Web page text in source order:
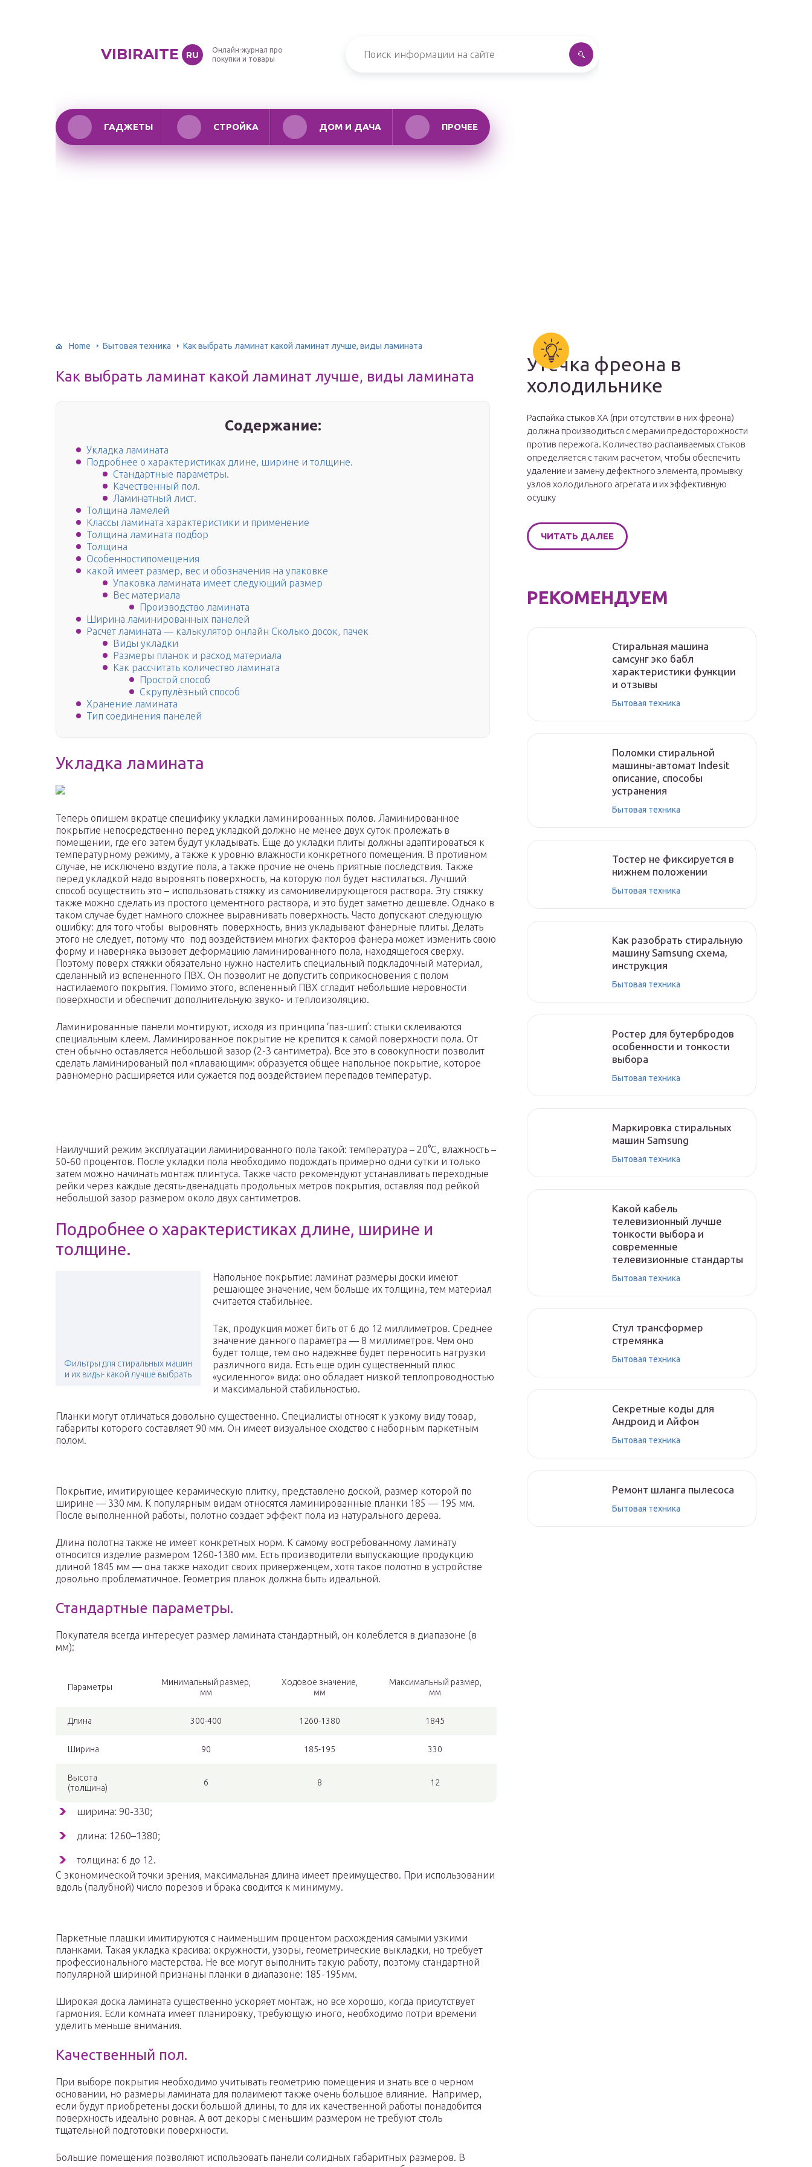
VIBIRAITE RU
Онлайн-журнал про
покупки и товары
ГАДЖЕТЫ СТРОЙКА ДОМ И ДАЧА ПРОЧЕЕ
Home Бытовая техника Как выбрать ламинат какой ламинат лучше, виды ламината
Как выбрать ламинат какой ламинат лучше, виды ламината
Содержание:
Укладка ламината
Подробнее о характеристиках длине, ширине и толщине.
Стандартные параметры.
Качественный пол.
Ламинатный лист.
Толщина ламелей
Классы ламината характеристики и применение
Толщина ламината подбор
Толщина
Особенностипомещения
какой имеет размер, вес и обозначения на упаковке
Упаковка ламината имеет следующий размер
Вес материала
Производство ламината
Ширина ламинированных панелей
Расчет ламината — калькулятор онлайн Сколько досок, пачек
Виды укладки
Размеры планок и расход материала
Как рассчитать количество ламината
Простой способ
Скрупулёзный способ
Хранение ламината
Тип соединения панелей
Укладка ламината
Теперь опишем вкратце специфику укладки ламинированных полов. Ламинированное
покрытие непосредственно перед укладкой должно не менее двух суток пролежать в
помещении, где его затем будут укладывать. Еще до укладки плиты должны адаптироваться к
температурному режиму, а также к уровню влажности конкретного помещения. В противном
случае, не исключено вздутие пола, а также прочие не очень приятные последствия. Также
перед укладкой надо выровнять поверхность, на которую пол будет настилаться. Лучший
способ осуществить это – использовать стяжку из самонивелирующегося раствора. Эту стяжку
также можно сделать из простого цементного раствора, и это будет заметно дешевле. Однако в
таком случае будет намного сложнее выравнивать поверхность. Часто допускают следующую
ошибку: для того чтобы выровнять поверхность, вниз укладывают фанерные плиты. Делать
этого не следует, потому что под воздействием многих факторов фанера может изменить свою
форму и наверняка вызовет деформацию ламинированного пола, находящегося сверху.
Поэтому поверх стяжки обязательно нужно настелить специальный подкладочный материал,
сделанный из вспененного ПВХ. Он позволит не допустить соприкосновения с полом
настилаемого покрытия. Помимо этого, вспененный ПВХ сгладит небольшие неровности
поверхности и обеспечит дополнительную звуко- и теплоизоляцию.
Ламинированные панели монтируют, исходя из принципа ‘паз-шип’: стыки склеиваются
специальным клеем. Ламинированное покрытие не крепится к самой поверхности пола. От
стен обычно оставляется небольшой зазор (2-3 сантиметра). Все это в совокупности позволит
сделать ламинированый пол «плавающим»: образуется общее напольное покрытие, которое
равномерно расширяется или сужается под воздействием перепадов температур.
Наилучший режим эксплуатации ламинированного пола такой: температура – 20°С, влажность –
50-60 процентов. После укладки пола необходимо подождать примерно одни сутки и только
затем можно начинать монтаж плинтуса. Также часто рекомендуют устанавливать переходные
рейки через каждые десять-двенадцать продольных метров покрытия, оставляя под рейкой
небольшой зазор размером около двух сантиметров.
Подробнее о характеристиках длине, ширине и
толщине.
Фильтры для стиральных машин
и их виды- какой лучше выбрать
Напольное покрытие: ламинат размеры доски имеют
решающее значение, чем больше их толщина, тем материал
считается стабильнее.
Так, продукция может бить от 6 до 12 миллиметров. Среднее
значение данного параметра — 8 миллиметров. Чем оно
будет толще, тем оно надежнее будет переносить нагрузки
различного вида. Есть еще один существенный плюс
«усиленного» вида: оно обладает низкой теплопроводностью
и максимальной стабильностью.
Планки могут отличаться довольно существенно. Специалисты относят к узкому виду товар,
габариты которого составляет 90 мм. Он имеет визуальное сходство с наборным паркетным
полом.
Покрытие, имитирующее керамическую плитку, представлено доской, размер которой по
ширине — 330 мм. К популярным видам относятся ламинированные планки 185 — 195 мм.
После выполненной работы, полотно создает эффект пола из натурального дерева.
Длина полотна также не имеет конкретных норм. К самому востребованному ламинату
относится изделие размером 1260-1380 мм. Есть производители выпускающие продукцию
длиной 1845 мм — она также находит своих приверженцем, хотя такое полотно в устройстве
довольно проблематичное. Геометрия планок должна быть идеальной.
Стандартные параметры.
Покупателя всегда интересует размер ламината стандартный, он колеблется в диапазоне (в
мм):
Параметры
Минимальный размер,
мм
Ходовое значение,
мм
Максимальный размер,
мм
Длина 300-400 1260-1380 1845
Ширина 90 185-195 330
Высота
(толщина)
6 8 12
ширина: 90-330;
длина: 1260–1380;
толщина: 6 до 12.
С экономической точки зрения, максимальная длина имеет преимущество. При использовании
вдоль (палубной) число порезов и брака сводится к минимуму.
Паркетные плашки имитируются с наименьшим процентом расхождения самыми узкими
планками. Такая укладка красива: окружности, узоры, геометрические выкладки, но требует
профессионального мастерства. Не все могут выполнить такую работу, поэтому стандартной
популярной шириной признаны планки в диапазоне: 185-195мм.
Широкая доска ламината существенно ускоряет монтаж, но все хорошо, когда присутствует
гармония. Если комната имеет планировку, требующую иного, необходимо потри времени
уделить меньше внимания.
Качественный пол.
При выборе покрытия необходимо учитывать геометрию помещения и знать все о черном
основании, но размеры ламината для полаимеют также очень большое влияние. Например,
если будут приобретены доски большой длины, то для их качественной работы понадобится
поверхность идеально ровная. А вот декоры с меньшим размером не требуют столь
тщательной подготовки поверхности.
Большие помещения позволяют использовать панели солидных габаритных размеров. В
Утечка фреона в
холодильнике
Распайка стыков ХА (при отсутствии в них фреона)
должна производиться с мерами предосторожности
против пережога. Количество распаиваемых стыков
определяется с таким расчётом, чтобы обеспечить
удаление и замену дефектного элемента, промывку
узлов холодильного агрегата и их эффективную
осушку
ЧИТАТЬ ДАЛЕЕ
РЕКОМЕНДУЕМ
Стиральная машина
самсунг эко бабл
характеристики функции
и отзывы
Бытовая техника
Поломки стиральной
машины-автомат Indesit
описание, способы
устранения
Бытовая техника
Тостер не фиксируется в
нижнем положении
Бытовая техника
Как разобрать стиральную
машину Samsung схема,
инструкция
Бытовая техника
Ростер для бутербродов
особенности и тонкости
выбора
Бытовая техника
Маркировка стиральных
машин Samsung
Бытовая техника
Какой кабель
телевизионный лучше
тонкости выбора и
современные
телевизионные стандарты
Бытовая техника
Стул трансформер
стремянка
Бытовая техника
Секретные коды для
Андроид и Айфон
Бытовая техника
Ремонт шланга пылесоса
Бытовая техника